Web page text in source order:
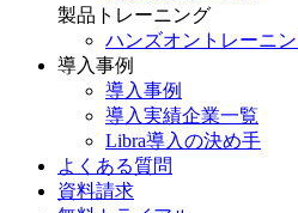
製品トレーニング
ハンズオントレーニン
導入事例
導入事例
導入実績企業一覧
Libra導入の決め手
よくある質問
資料請求